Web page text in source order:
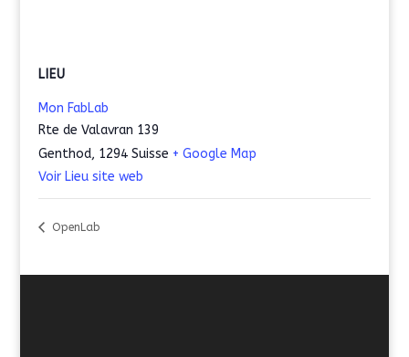
LIEU
Mon FabLab
Rte de Valavran 139
Genthod, 1294 Suisse + Google Map
Voir Lieu site web
OpenLab